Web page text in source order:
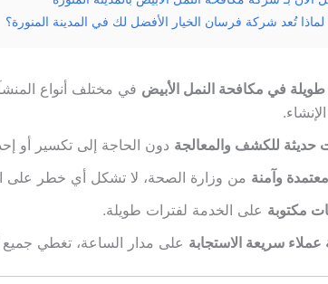
لماذا تُعد شركة فرسان الخيار الأفضل لك في المدينة المنورة؟
في مكافحة النمل الأبيض في مختلف أنواع
حديثة للكشف والمعالجة دون الحاجة إلى تكسير أو
وآمنة من وزارة الصحة، لا تشكل أي خطر على
مكتوبة على الخدمة لفترات طويلة.
سريعة الاستجابة على مدار الساعة، تغطي جميع